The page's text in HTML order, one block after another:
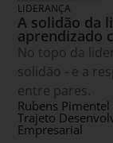
LIDERANÇA
A solidão da
aprendizado
No topo da
solidão - e a
entre pares.
Rubens Pimentel
Trajeto
Empresarial